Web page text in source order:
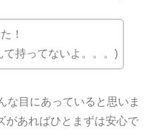
！
て持ってないよ。。。)
な目にあっていると思いま
があればひとまずは安心で